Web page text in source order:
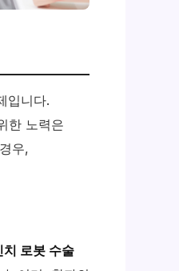
입니다.
한 노력은
우,
치 로봇 수술